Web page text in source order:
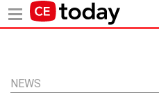
Inhalt
NEWS